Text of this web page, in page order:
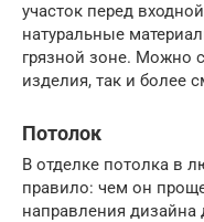
участок перед
натуральные
грязной зоне. Можно
изделия, так и более
Потолок
В отделке потолка в
правило: чем он
направления